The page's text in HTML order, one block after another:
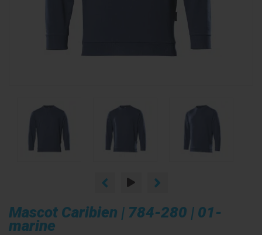
Mascot Caribien | 784-280 | 01-
marine